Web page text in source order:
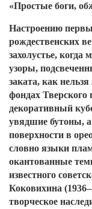
«Простые боги,
Настроению
рождественских
захолустье, когда
узоры,
заката, как
фондах Тверского
декоративный
увядшие бутоны,
поверхности в
словно языки
окантованные
известного
Коковихина
творческое